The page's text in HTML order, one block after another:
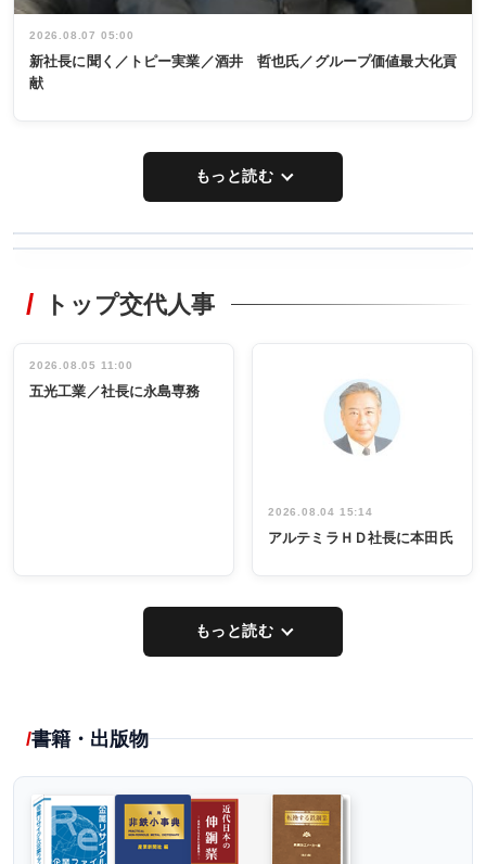
2026.08.07 05:00
新社長に聞く／トピー実業／酒井 哲也氏／グループ価値最大化貢
献
もっと読む
非鉄業界で
インタビュ
ー／社内ア
タックトレー
祝う 業界関
係者ら220人
出席
トップ交代人事
2026.08.05 11:00
五光工業／社長に永島専務
2026.08.04 15:14
アルテミラＨＤ社長に本田氏
もっと読む
書籍・出版物